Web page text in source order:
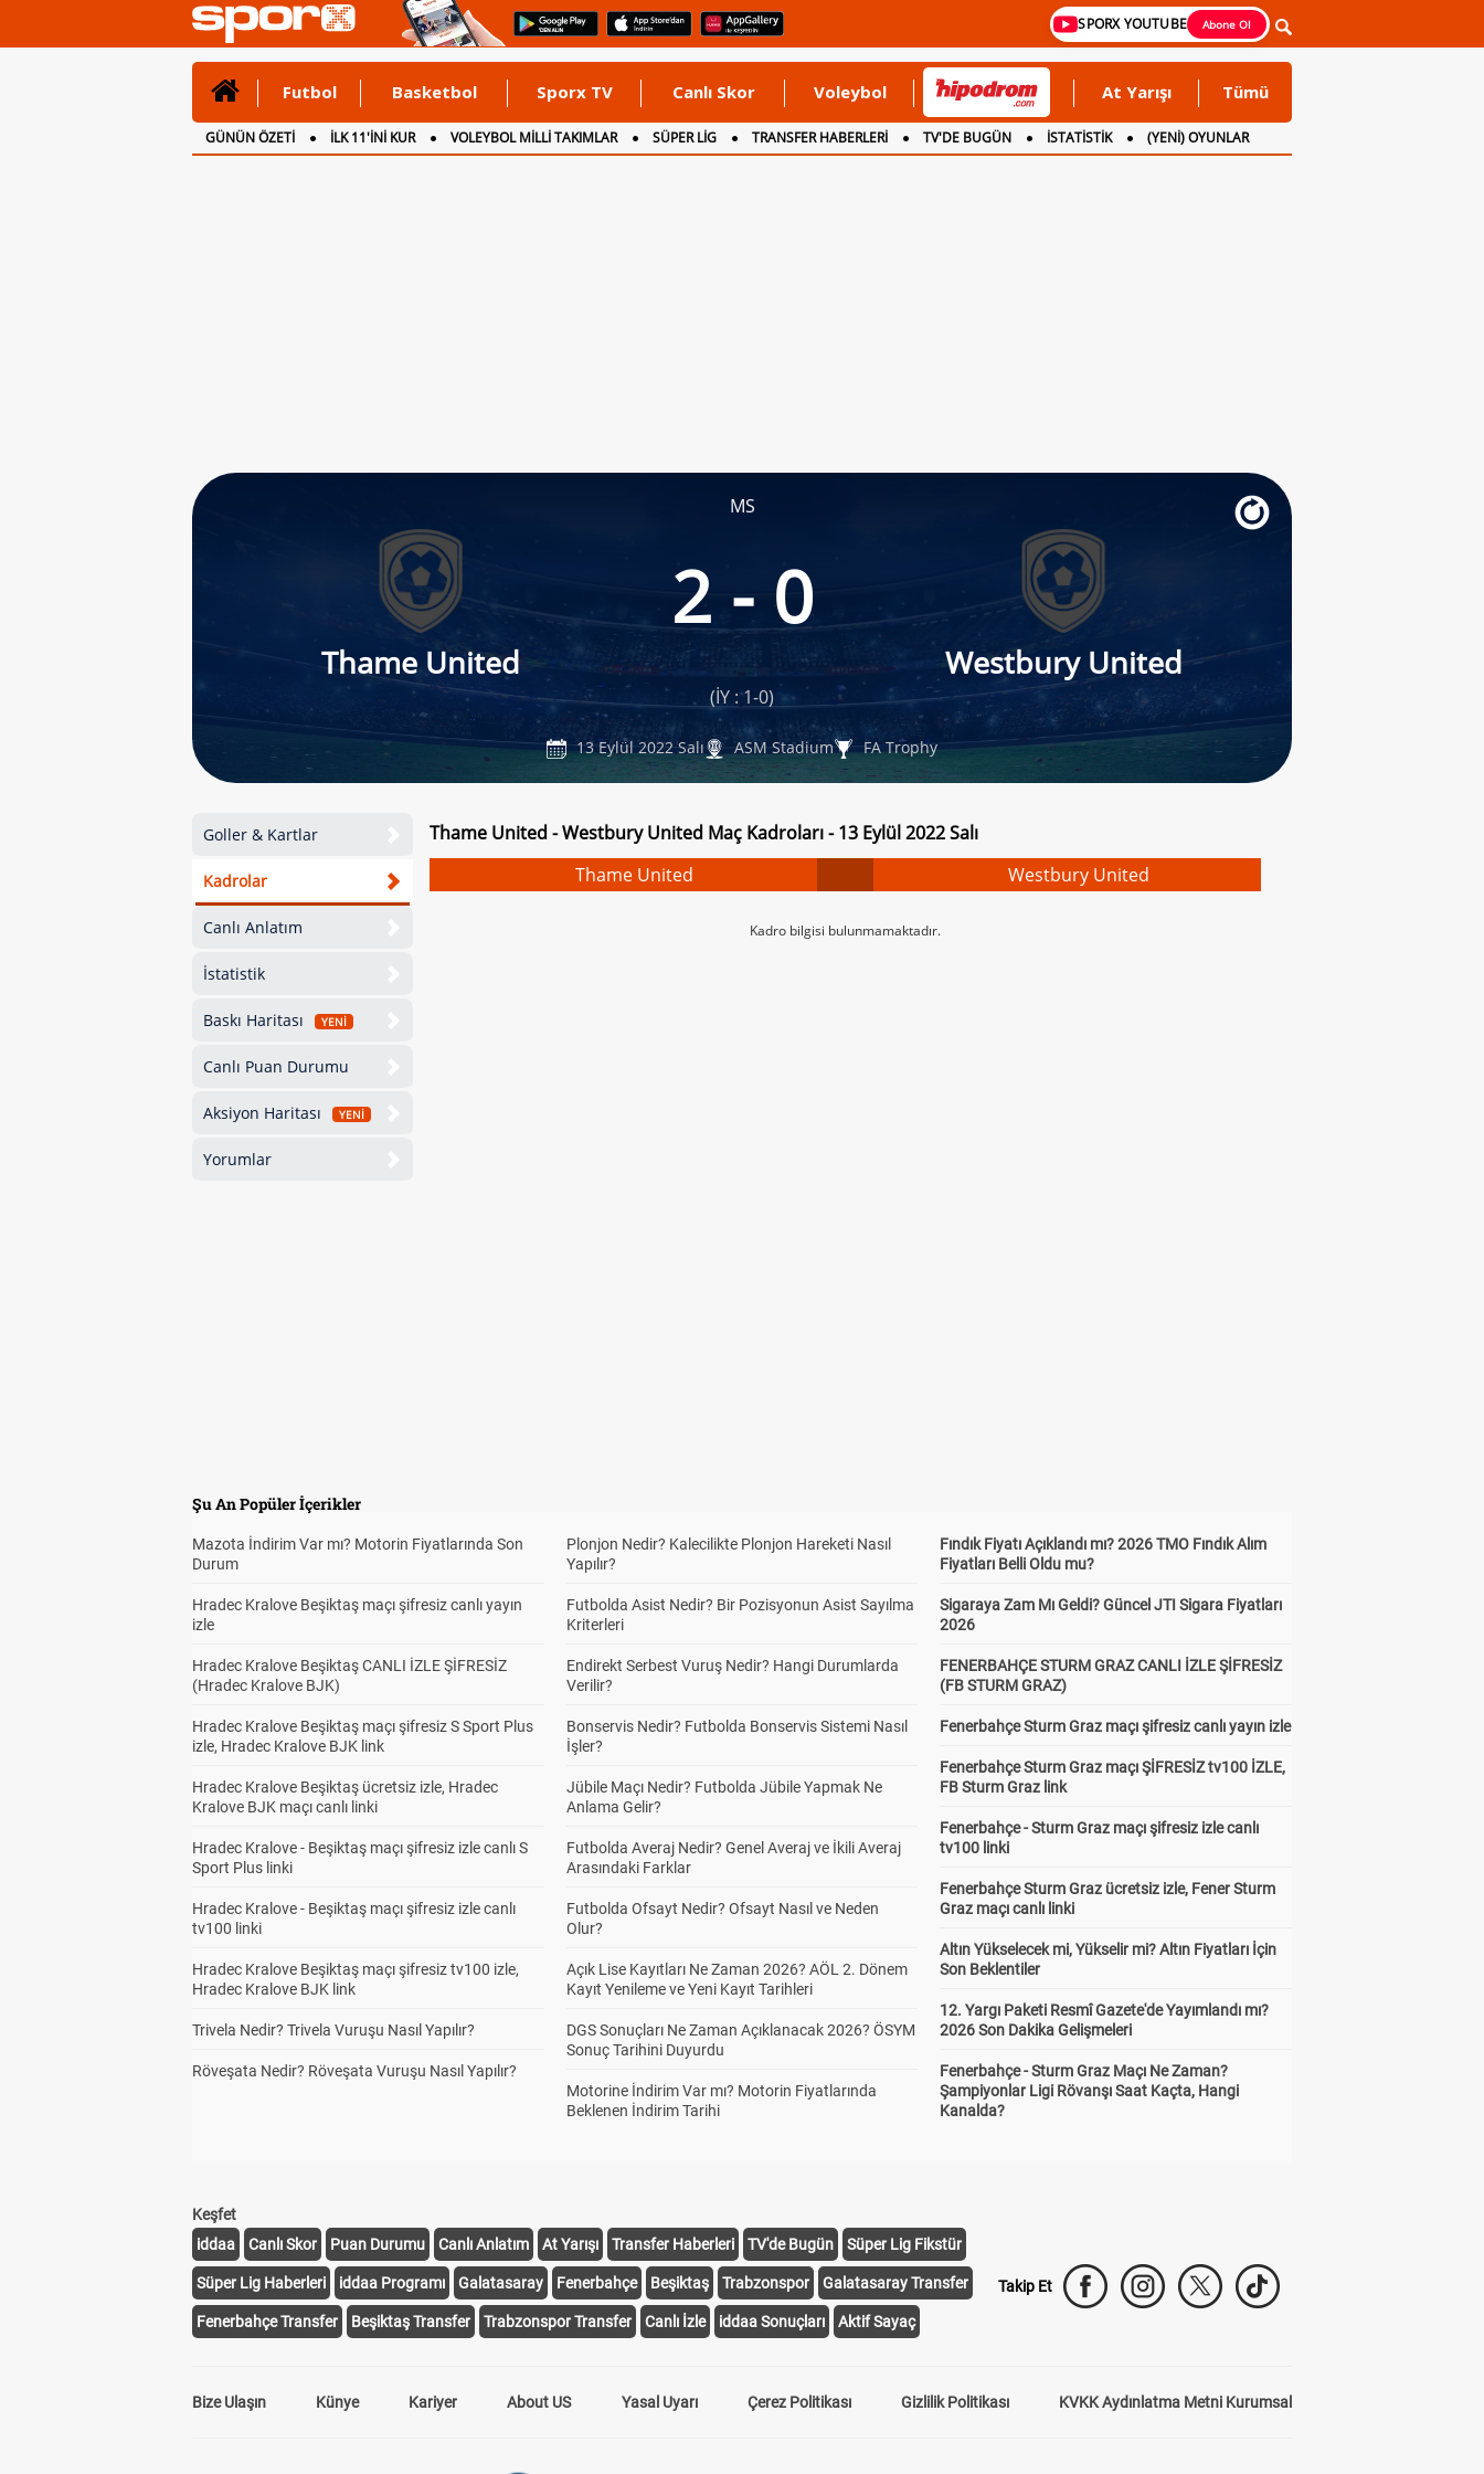
SPORX YOUTUBE Abone Ol
Futbol Basketbol Sporx TV Canlı Skor Voleybol At Yarışı Tümü
GÜNÜN ÖZETİ İLK 11'İNİ KUR VOLEYBOL MİLLİ TAKIMLAR SÜPER LİG TRANSFER HABERLERİ TV'DE BUGÜN İSTATİSTİK
(YENİ) OYUNLAR
CANLI ANLATIM
İNGİLTERE
MS
Thame United
2 - 0
Westbury United
(İY : 1-0)
13 Eylül 2022 Salı ASM Stadium FA Trophy
Goller & Kartlar
Kadrolar
Canlı Anlatım
İstatistik
Baskı Haritası YENİ
Canlı Puan Durumu
Aksiyon Haritası YENİ
Yorumlar
Thame United - Westbury United Maç Kadroları - 13 Eylül 2022 Salı
Thame United
Westbury United
Kadro bilgisi bulunmamaktadır.
Şu An Popüler İçerikler
Mazota İndirim Var mı? Motorin Fiyatlarında Son
Durum
Hradec Kralove Beşiktaş maçı şifresiz canlı yayın
izle
Hradec Kralove Beşiktaş CANLI İZLE ŞİFRESİZ
(Hradec Kralove BJK)
Hradec Kralove Beşiktaş maçı şifresiz S Sport Plus
izle, Hradec Kralove BJK link
Hradec Kralove Beşiktaş ücretsiz izle, Hradec
Kralove BJK maçı canlı linki
Hradec Kralove - Beşiktaş maçı şifresiz izle canlı S
Sport Plus linki
Hradec Kralove - Beşiktaş maçı şifresiz izle canlı
tv100 linki
Hradec Kralove Beşiktaş maçı şifresiz tv100 izle,
Hradec Kralove BJK link
Trivela Nedir? Trivela Vuruşu Nasıl Yapılır?
Röveşata Nedir? Röveşata Vuruşu Nasıl Yapılır?
Plonjon Nedir? Kalecilikte Plonjon Hareketi Nasıl
Yapılır?
Futbolda Asist Nedir? Bir Pozisyonun Asist Sayılma
Kriterleri
Endirekt Serbest Vuruş Nedir? Hangi Durumlarda
Verilir?
Bonservis Nedir? Futbolda Bonservis Sistemi Nasıl
İşler?
Jübile Maçı Nedir? Futbolda Jübile Yapmak Ne
Anlama Gelir?
Futbolda Averaj Nedir? Genel Averaj ve İkili Averaj
Arasındaki Farklar
Futbolda Ofsayt Nedir? Ofsayt Nasıl ve Neden
Olur?
Açık Lise Kayıtları Ne Zaman 2026? AÖL 2. Dönem
Kayıt Yenileme ve Yeni Kayıt Tarihleri
DGS Sonuçları Ne Zaman Açıklanacak 2026? ÖSYM
Sonuç Tarihini Duyurdu
Motorine İndirim Var mı? Motorin Fiyatlarında
Beklenen İndirim Tarihi
Fındık Fiyatı Açıklandı mı? 2026 TMO Fındık Alım
Fiyatları Belli Oldu mu?
Sigaraya Zam Mı Geldi? Güncel JTI Sigara Fiyatları
2026
FENERBAHÇE STURM GRAZ CANLI İZLE ŞİFRESİZ
(FB STURM GRAZ)
Fenerbahçe Sturm Graz maçı şifresiz canlı yayın izle
Fenerbahçe Sturm Graz maçı ŞİFRESİZ tv100 İZLE,
FB Sturm Graz link
Fenerbahçe - Sturm Graz maçı şifresiz izle canlı
tv100 linki
Fenerbahçe Sturm Graz ücretsiz izle, Fener Sturm
Graz maçı canlı linki
Altın Yükselecek mi, Yükselir mi? Altın Fiyatları İçin
Son Beklentiler
12. Yargı Paketi Resmî Gazete'de Yayımlandı mı?
2026 Son Dakika Gelişmeleri
Fenerbahçe - Sturm Graz Maçı Ne Zaman?
Şampiyonlar Ligi Rövanşı Saat Kaçta, Hangi
Kanalda?
Keşfet
iddaa
Canlı Skor Puan Durumu Canlı Anlatım At Yarışı Transfer Haberleri TV'de Bugün Süper Lig Fikstür
Süper Lig Haberleri iddaa Programı Galatasaray Fenerbahçe Beşiktaş Trabzonspor Galatasaray Transfer
Fenerbahçe Transfer Beşiktaş Transfer Trabzonspor Transfer Canlı İzle iddaa Sonuçları Aktif Sayaç
Takip Et
Bize Ulaşın Künye Kariyer About US Yasal Uyarı Çerez Politikası Gizlilik Politikası KVKK Aydınlatma Metni Kurumsal